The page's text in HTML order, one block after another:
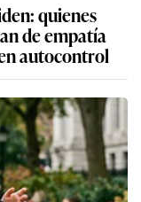
quienes
de empatía
autocontrol